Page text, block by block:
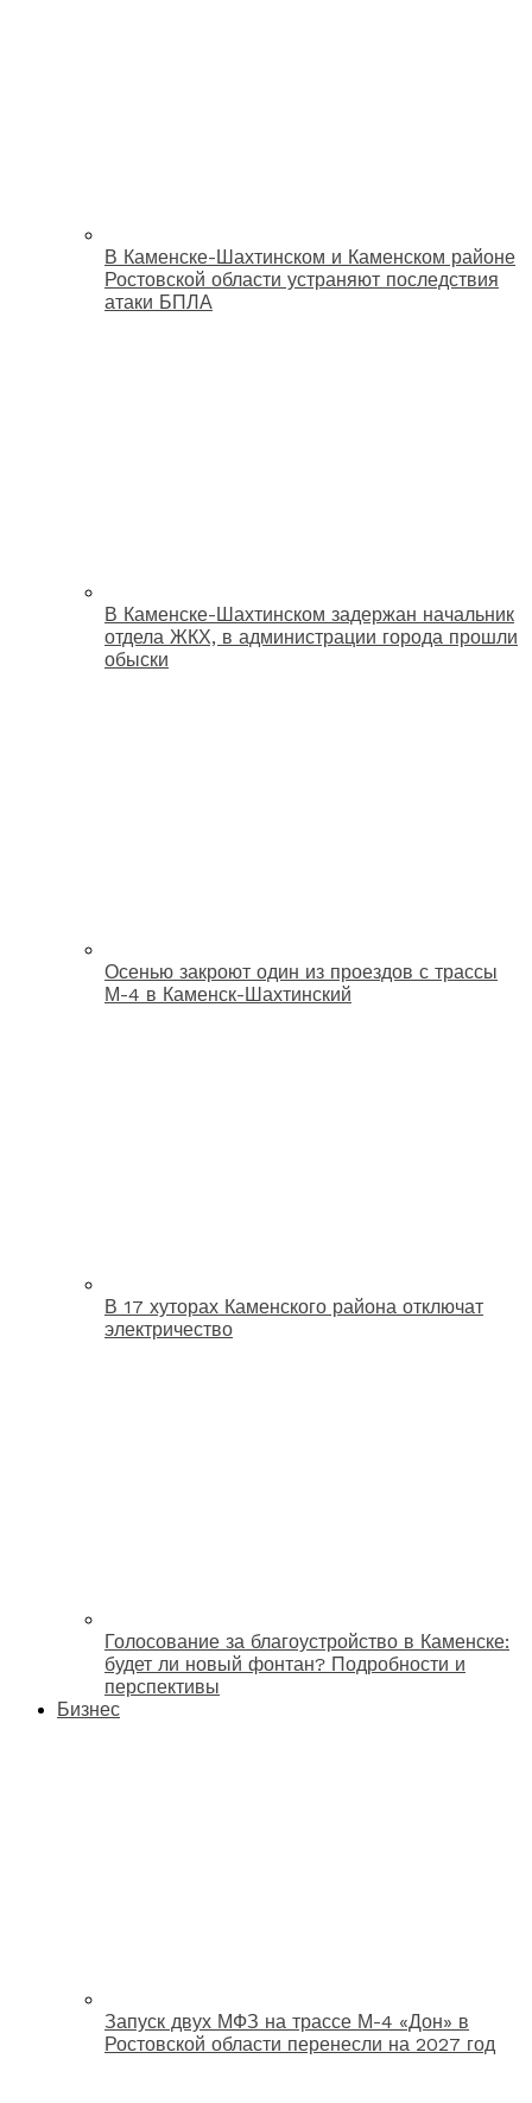
В Каменске-Шахтинском и Каменском районе
Ростовской области устраняют последствия
атаки БПЛА
В Каменске-Шахтинском задержан начальник
отдела ЖКХ, в администрации города прошли
обыски
Осенью закроют один из проездов с трассы
М-4 в Каменск-Шахтинский
В 17 хуторах Каменского района отключат
электричество
Голосование за благоустройство в Каменске:
будет ли новый фонтан? Подробности и
перспективы
Бизнес
Запуск двух МФЗ на трассе М-4 «Дон» в
Ростовской области перенесли на 2027 год